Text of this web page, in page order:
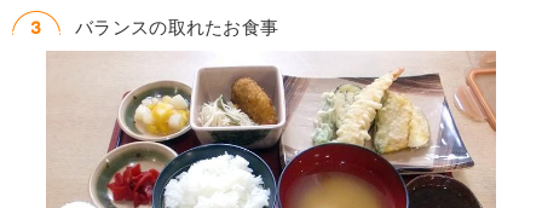
バランスの取れたお食事